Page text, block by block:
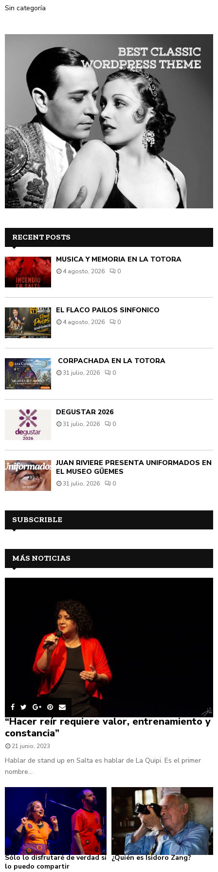
Sin categoría
RECENT POSTS
MÚSICA Y MEMORIA EN LA TOTORA
4 agosto, 2026 0
EL FLACO PAILOS SINFÓNICO
4 agosto, 2026 0
CORPACHADA EN LA TOTORA
31 julio, 2026 0
DEGUSTAR 2026
31 julio, 2026 0
JUAN RIVIÈRE PRESENTA UNIFORMADOS EN
EL MUSEO GÜEMES
31 julio, 2026 0
SUBSCRIBLE
MÁS NOTICIAS
“Hacer reír requiere valor, entrenamiento y
constancia”
21 junio, 2023
Hablar de stand up en Salta es hablar de La Quipi. Es el primer
nombre...
Sólo lo disfrutaré de verdad si
lo puedo compartir
¿Quién es Isidoro Zang?